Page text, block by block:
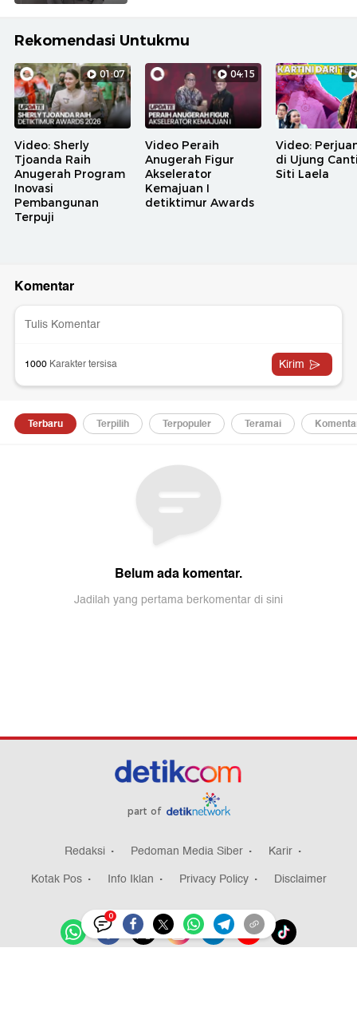
Rekomendasi Untukmu
01:07
Video: Sherly
Tjoanda Raih
Anugerah Program
Inovasi
Pembangunan
Terpuji
04:15
Video Peraih
Anugerah Figur
Akselerator
Kemajuan I
detiktimur Awards
Video:
di Ujung
Siti Laela
0
part of
Redaksi Pedoman Media Siber
Karir
Kotak Pos
Info Iklan Privacy Policy Disclaimer